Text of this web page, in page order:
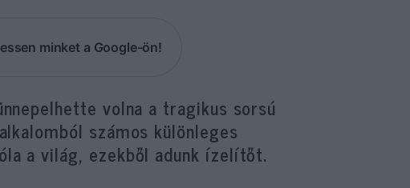
minket a Google-ön!
volna a tragikus sorsú
számos különleges
a világ, ezekből adunk ízelítőt.